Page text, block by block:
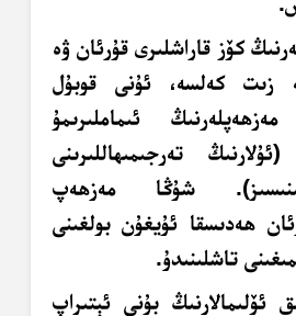
كۆز قاراشلىرى قۇرئان ۋە
زىت كەلسە، ئۇنى قوبۇل
ئىماملىرىمۇ
تەرجىمىھاللىرىنى
شۇڭا مەزھەپ
ھەدىسقا ئۇيغۇن بولغىنى
تاشلىنىدۇ.
بۇنى ئېتىراپ